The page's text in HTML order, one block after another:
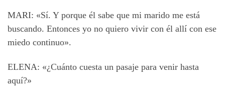
MARI: «Sí. Y porque él sabe que mi marido me está
buscando. Entonces yo no quiero vivir con él allí con ese
miedo continuo».
ELENA: «¿Cuánto cuesta un pasaje para venir hasta
aquí?»